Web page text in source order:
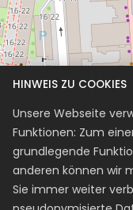
Kurse
+4318900876
HINWEIS ZU COOKIES
Unsere Webseite
Funktionen: Zum
grundlegende
anderen können wir
Sie immer weiter